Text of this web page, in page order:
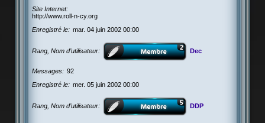
Site Internet
http://www.roll-n-cy.org
Enregistré le
mar. 04 juin 2002 00:00
Rang, Nom d’utilisateur Dec
Messages
92
Enregistré le
mer. 05 juin 2002 00:00
Rang, Nom d’utilisateur DDP